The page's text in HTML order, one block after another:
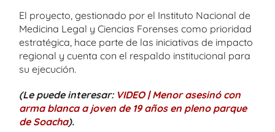
El proyecto, gestionado por el Instituto Nacional de
Medicina Legal y Ciencias Forenses como prioridad
estratégica, hace parte de las iniciativas de impacto
regional y cuenta con el respaldo institucional para
su ejecución.
(Le puede interesar: VIDEO | Menor asesinó con
arma blanca a joven de 19 años en pleno parque
de Soacha).